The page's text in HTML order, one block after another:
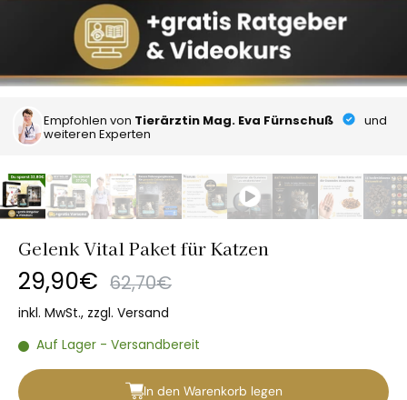
Empfohlen von Tierärztin Mag. Eva Fürnschuß
und
weiteren Experten
Gelenk Vital Paket für Katzen
29,90€ 62,70€
inkl. MwSt., zzgl. Versand
Auf Lager - Versandbereit
In den Warenkorb legen